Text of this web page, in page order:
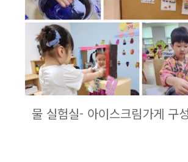
물 실험실- 아이스크림가게 구